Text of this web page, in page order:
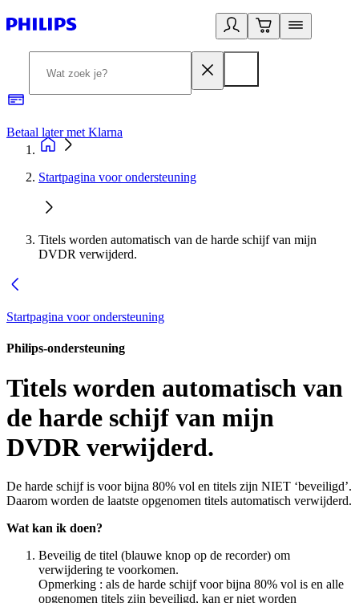
Betaal later met Klarna
Startpagina voor ondersteuning
Titels worden automatisch van de harde schijf van mijn
DVDR verwijderd.
Startpagina voor ondersteuning
Philips-ondersteuning
Titels worden automatisch van
de harde schijf van mijn
DVDR verwijderd.
De harde schijf is voor bijna 80% vol en titels zijn NIET ‘beveiligd’.
Daarom worden de laatste opgenomen titels automatisch verwijderd.
Wat kan ik doen?
Beveilig de titel (blauwe knop op de recorder) om
verwijdering te voorkomen.
Opmerking : als de harde schijf voor bijna 80% vol is en alle
opgenomen titels zijn beveiligd, kan er niet worden